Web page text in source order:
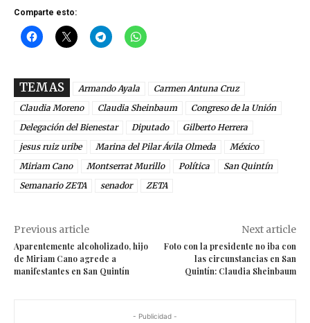
Comparte esto:
TEMAS Armando Ayala
Carmen Antuna Cruz
Claudia Moreno
Claudia Sheinbaum
Congreso de la Unión
Delegación del Bienestar
Diputado
Gilberto Herrera
jesus ruiz uribe
Marina del Pilar Ávila Olmeda
México
Miriam Cano
Montserrat Murillo Política
San Quintín
Semanario ZETA
senador ZETA
Previous article
Aparentemente alcoholizado, hijo
de Miriam Cano agrede a
manifestantes en San Quintín
Next article
Foto con la presidente no iba con
las circunstancias en San
Quintín: Claudia Sheinbaum
- Publicidad -